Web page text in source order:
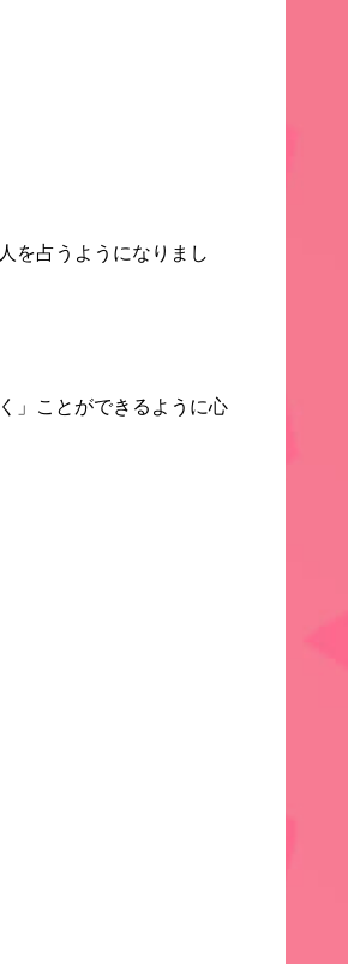
人を占うようになりまし
く」ことができるように心